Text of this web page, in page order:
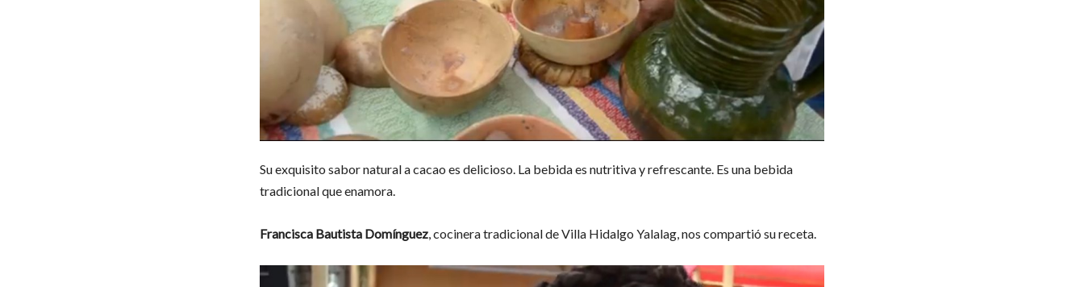
Su exquisito sabor natural a cacao es delicioso. La bebida es nutritiva y refrescante. Es una bebida
tradicional que enamora.
Francisca Bautista Domínguez, cocinera tradicional de Villa Hidalgo Yalalag, nos compartió su receta.